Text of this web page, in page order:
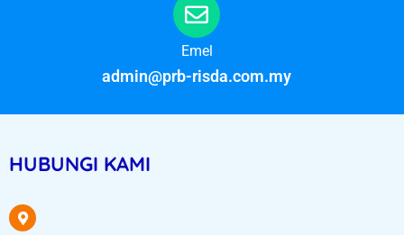
Emel
admin@prb-risda.com.my
HUBUNGI KAMI